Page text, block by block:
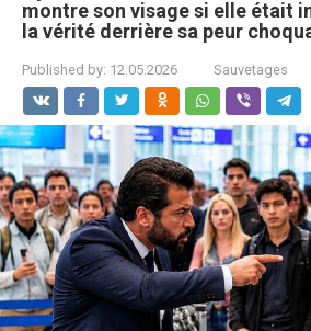
montre son visage si elle était
la vérité derrière sa peur
Published by: 12.05.2026 Sauvetages